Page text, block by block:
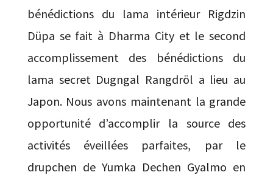
bénédictions du lama intérieur Rigdzin
Düpa se fait à Dharma City et le second
accomplissement des bénédictions du
lama secret Dugngal Rangdröl a lieu au
Japon. Nous avons maintenant la grande
opportunité d’accomplir la source des
activités éveillées parfaites, par le
drupchen de Yumka Dechen Gyalmo en